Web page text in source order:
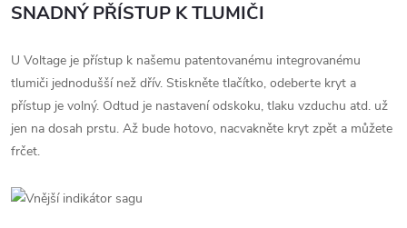
SNADNÝ PŘÍSTUP K TLUMIČI
U Voltage je přístup k našemu patentovanému integrovanému
tlumiči jednodušší než dřív. Stiskněte tlačítko, odeberte kryt a
přístup je volný. Odtud je nastavení odskoku, tlaku vzduchu atd. už
jen na dosah prstu. Až bude hotovo, nacvakněte kryt zpět a můžete
frčet.